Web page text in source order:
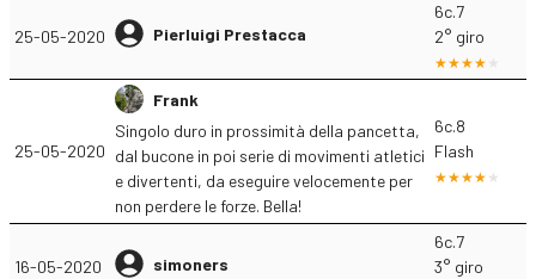
25-05-2020 Pierluigi Prestacca
6c.7
2° giro
25-05-2020
Frank
Singolo duro in prossimità della pancetta,
dal bucone in poi serie di movimenti atletici
e divertenti, da eseguire velocemente per
non perdere le forze. Bella!
6c.8
Flash
16-05-2020 simoners
6c.7
3° giro